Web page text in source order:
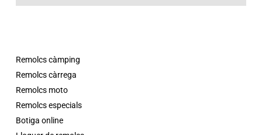
Remolcs càmping
Remolcs càrrega
Remolcs moto
Remolcs especials
Botiga online